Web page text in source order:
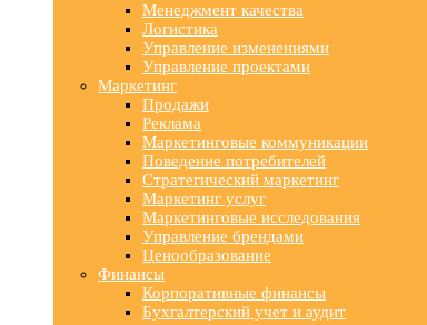
Менеджмент качества
Логистика
Управление изменениями
Управление проектами
Маркетинг
Продажи
Реклама
Маркетинговые коммуникации
Поведение потребителей
Стратегический маркетинг
Маркетинг услуг
Маркетинговые исследования
Управление брендами
Ценообразование
Финансы
Корпоративные финансы
Бухгалтерский учет и аудит